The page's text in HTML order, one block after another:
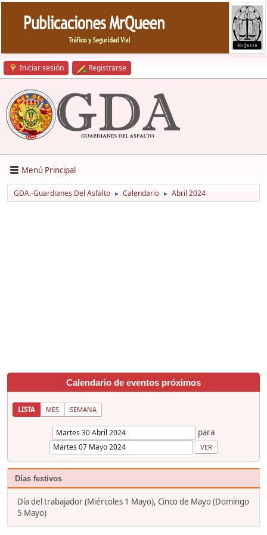
Iniciar sesión Registrarse
Menú Principal
GDA.-Guardianes Del Asfalto ► Calendario ► Abril 2024
Calendario de eventos próximos
LISTA MES SEMANA
para
Días festivos
Día del trabajador (Miércoles 1 Mayo), Cinco de Mayo (Domingo
5 Mayo)